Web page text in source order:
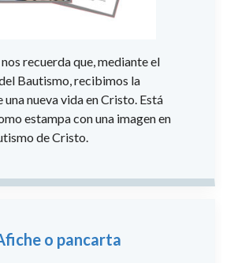
recuerda que, mediante el
Bautismo, recibimos la
una nueva vida en Cristo. Está
estampa con una imagen en
de Cristo.
o pancarta